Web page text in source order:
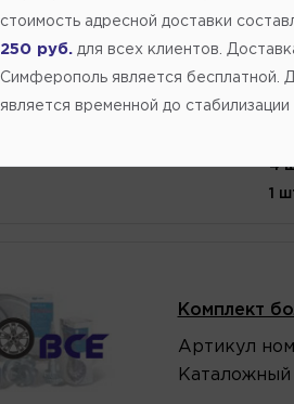
74.50
В избранное
В магазине:
4
1
Комплект
Артикул
Каталожный
стоимость адресной доставки
250 руб. для всех клиентов.
Симферополь является бесплатной.
является временной до стабилизации